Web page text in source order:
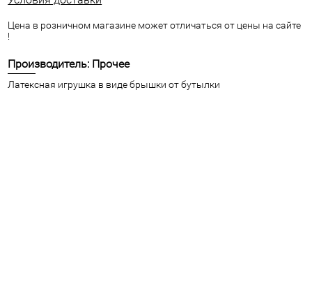
Цена в розничном магазине может отличаться от цены на сайте
!
Производитель: Прочее
Латексная игрушка в виде брышки от бутылки